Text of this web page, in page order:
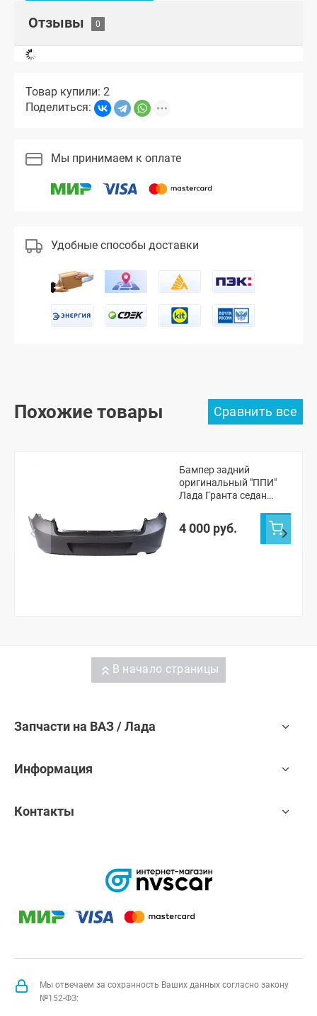
Отзывы
Товар купили: 2
Поделиться:
Мы принимаем к оплате
Удобные способы доставки
Похожие товары
Бампер задний
оригинальный "ППИ"
Лада Гранта седан
4 000 руб.
В начало страницы
Запчасти на ВАЗ / Лада
Информация
Контакты
Мы отвечаем за сохранность Ваших данных согласно закону
№152-ФЗ: